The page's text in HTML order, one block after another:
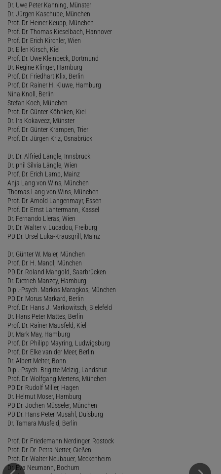
Dr. Uwe Peter Kanning, Münster
Dr. Jürgen Kaschube, München
Prof. Dr. Heiner Keupp, München
Prof. Dr. Thomas Kieselbach, Hannover
Prof. Dr. Erich Kirchler, Wien
Dr. Ellen Kirsch, Kiel
Prof. Dr. Uwe Kleinbeck, Dortmund
Dr. Regine Klinger, Hamburg
Prof. Dr. Friedhart Klix, Berlin
Prof. Dr. Rainer H. Kluwe, Hamburg
Nina Knoll, Berlin
Stefan Koch, München
Prof. Dr. Günter Köhnken, Kiel
Dr. Ira Kokavecz, Münster
Prof. Dr. Günter Krampen, Trier
Prof. Dr. Jürgen Kriz, Osnabrück
Dr. Dr. Alfried Längle, Innsbruck
Dr. phil Silvia Längle, Wien
Prof. Dr. Erich Lamp, Mainz
Anja Lang von Wins, München
Thomas Lang von Wins, München
Prof. Dr. Arnold Langenmayr, Essen
Prof. Dr. Ernst Lantermann, Kassel
Dr. Fernando Lleras, Wien
Dr. Dr. Walter v. Lucadou, Freiburg
PD Dr. Ursel Luka-Krausgrill, Mainz
Dr. Günter W. Maier, München
Prof. Dr. H. Mandl, München
PD Dr. Roland Mangold, Saarbrücken
Dr. Dietrich Manzey, Hamburg
Dipl.-Psych. Markos Maragkos, München
PD Dr. Morus Markard, Berlin
Prof. Dr. Hans J. Markowitsch, Bielefeld
Dr. Hans Peter Mattes, Berlin
Prof. Dr. Rainer Mausfeld, Kiel
Dr. Mark May, Hamburg
Prof. Dr. Philipp Mayring, Ludwigsburg
Prof. Dr. Elke van der Meer, Berlin
Dr. Albert Melter, Bonn
Dipl.-Psych. Brigitte Melzig, Landshut
Prof. Dr. Wolfgang Mertens, München
PD Dr. Rudolf Miller, Hagen
Dr. Helmut Moser, Hamburg
PD Dr. Jochen Müsseler, München
PD Dr. Hans Peter Musahl, Duisburg
Dr. Tamara Musfeld, Berlin
Prof. Dr. Friedemann Nerdinger, Rostock
Prof. Dr. Dr. Petra Netter, Gießen
Prof. Dr. Walter Neubauer, Meckenheim
Dr. Eva Neumann, Bochum